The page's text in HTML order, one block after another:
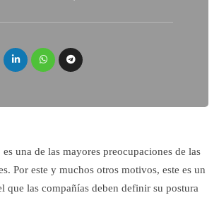
una de las mayores preocupaciones de las
Por este y muchos otros motivos, este es un
que las compañías deben definir su postura